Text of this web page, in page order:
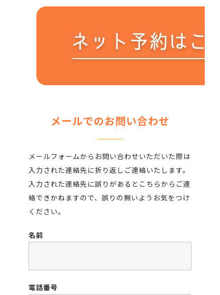
メールでのお問い合わせ
メールフォームからお問い合わせいただいた際は
入力された連絡先に折り返しご連絡いたします。
入力された連絡先に誤りがあるとこちらからご連
絡できかねますので、誤りの無いようお気をつけ
ください。
名前
電話番号